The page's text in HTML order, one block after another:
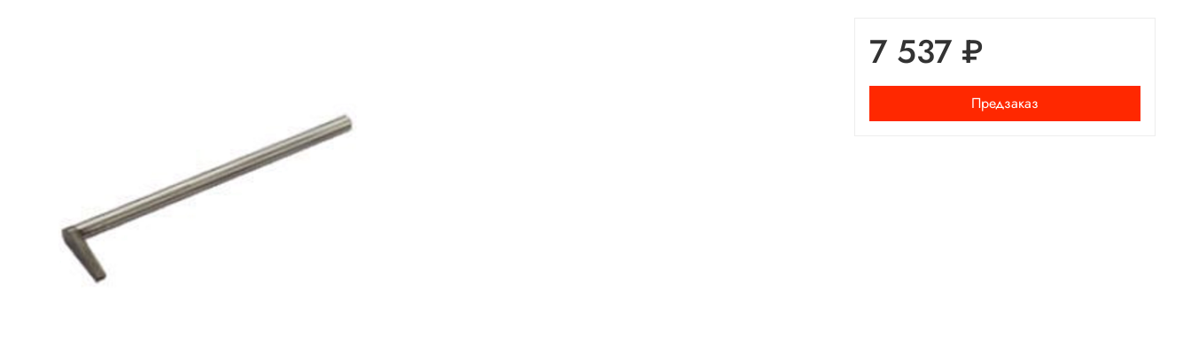
7 537 ₽
Предзаказ